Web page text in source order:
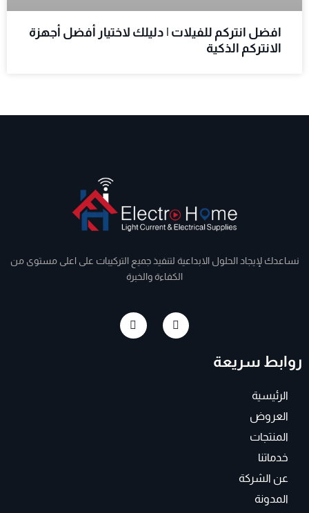
افضل انتركم للفيلات | دليلك لاختيار أفضل أجهزة
الانتركم الذكية
نساعدك لإيجاد الحلول الابداعية لتنفيذ جميع التركيبات على اعلى مستوى من
الكفاءة والخبرة
F
a
c
I
n
s
روابط سريعة
الرئيسية
العروض
المنتجات
خدماتنا
عن الشركة
المدونة